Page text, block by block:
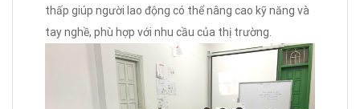
thấp giúp người lao động có thể nâng cao kỹ năng và
tay nghề, phù hợp với nhu cầu của thị trường.